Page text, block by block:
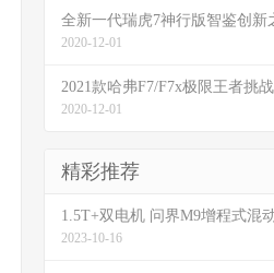
全新一代瑞虎7神行版智鉴创新
2020-12-01
2021款哈弗F7/F7x极限王者挑
2020-12-01
精彩推荐
1.5T+双电机 问界M9增程式混
2023-10-16